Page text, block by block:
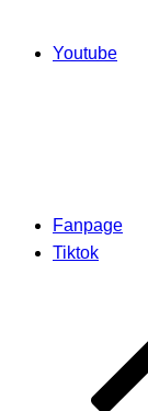
Youtube
Fanpage
Tiktok